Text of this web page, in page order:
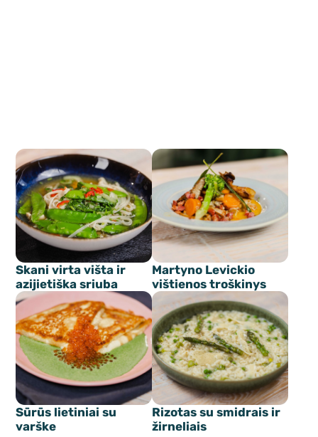
Skani virta višta ir
azijietiška sriuba
Martyno Levickio
vištienos troškinys
Sūrūs lietiniai su
varške
Rizotas su smidrais ir
žirneliais